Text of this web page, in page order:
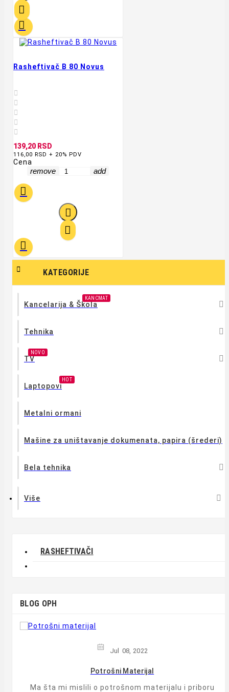


Rasheftivač B 80 Novus





139,20 RSD
116,00 RSD + 20% PDV
Cena
remove add




KATEGORIJE

Kancelarija & Škola
KANCMAT

Tehnika 
TV
NOVO

Laptopovi
HOT
Metalni ormani
Mašine za uništavanje dokumenata, papira (šrederi)
Bela tehnika 
Više 
RASHEFTIVAČI
BLOG OPH
Jul 08, 2022
Potrošni Materijal
Ma šta mi mislili o potrošnom materijalu i priboru